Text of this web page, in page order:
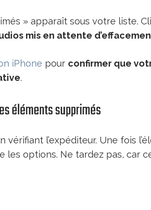
» apparaît sous votre liste.
mis en attente
iPhone pour confirmer que
.
éléments supprimés
vérifiant l’expéditeur. Une fois
les options. Ne tardez pas, car